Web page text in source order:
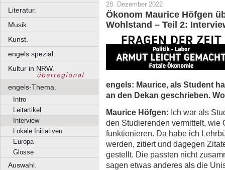
Literatur.
Musik.
Kunst.
engels spezial.
Kultur in NRW.
engels-Thema.
Intro
Leitartikel
Interview
Lokale Initiativen
Europa
Glosse
Auswahl.
28. Dezember 2022
Ökonom Maurice Höfgen
Wohlstand – Teil 2:
engels: Maurice, als Student
an den Dekan geschrieben.
Maurice Höfgen: Ich war als
den Studierenden vermittelt, wie
funktionieren. Da habe ich
werden, zitiert und dagegen
gestellt. Die passten nicht
sagen etwas anderes als die